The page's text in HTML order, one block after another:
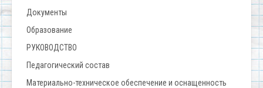
Документы
Образование
РУКОВОДСТВО
Педагогический состав
Материально-техническое обеспечение и оснащенность